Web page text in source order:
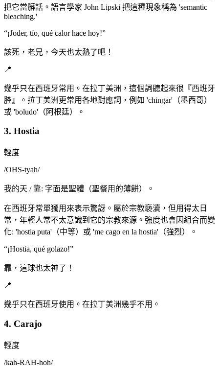
把它當髒話。語言學家 John Lipski 把這種現象稱為 'semantic
bleaching.'
“¡Joder, tío, qué calor hace hoy!”
該死，老兄，今天也太熱了吧！
📍
幾乎只在西班牙常用。在拉丁美洲，這個詞聽起來很『西班牙
腔』。拉丁美洲更常用各地對應詞，例如 'chingar'（墨西哥）
或 'boludo'（阿根廷）。
3. Hostia
輕度
/OHS-tyah/
我的天 / 靠: 字面是聖體（聖餐用的薄餅）。
在西班牙常單獨用來表示驚訝。屬於宗教褻瀆，但用得太日
常，年輕人常不太意識到它的宗教來源。強度也會因組合而變
化: 'hostia puta'（中等）或 'me cago en la hostia'（強烈）。
“¡Hostia, qué golazo!”
靠，這球也太神了！
📍
幾乎只在西班牙使用。在拉丁美洲幾乎不用。
4. Carajo
輕度
/kah-RAH-hoh/